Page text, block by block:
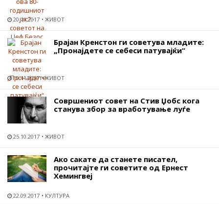
20.11.2017 ЖИВОТ
Брајан Кренстон ги советува младите:
„Пронајдете се себеси патувајќи“
10.11.2017 ЖИВОТ
Совршениот совет на Стив Џобс кога
станува збор за вработување луѓе
25.10.2017 ЖИВОТ
Ако сакате да станете писател,
прочитајте ги советите од Ернест
Хемингвеј
22.09.2017 КУЛТУРА